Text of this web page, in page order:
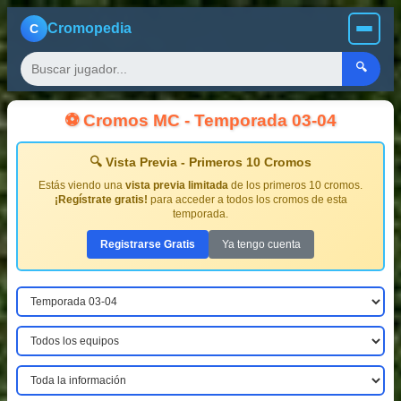
C Cromopedia
🔍
⚽ Cromos MC - Temporada 03-04
🔍 Vista Previa - Primeros 10 Cromos
Estás viendo una vista previa limitada de los primeros 10 cromos.
¡Regístrate gratis! para acceder a todos los cromos de esta
temporada.
Registrarse Gratis Ya tengo cuenta